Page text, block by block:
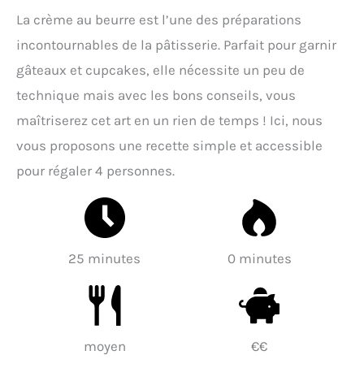
La crème au beurre est l’une des préparations
incontournables de la pâtisserie. Parfait pour garnir
gâteaux et cupcakes, elle nécessite un peu de
technique mais avec les bons conseils, vous
maîtriserez cet art en un rien de temps ! Ici, nous
vous proposons une recette simple et accessible
pour régaler 4 personnes.
25 minutes 0 minutes
moyen €€